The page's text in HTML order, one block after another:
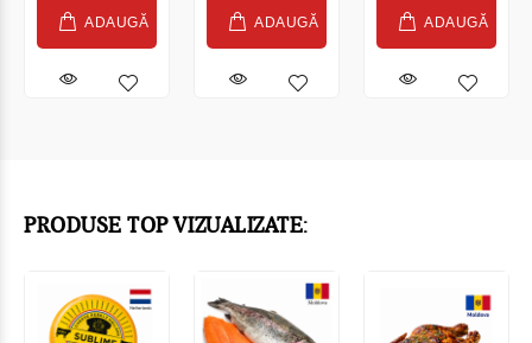
ADAUGĂ ADAUGĂ ADAUGĂ
PRODUSE TOP VIZUALIZATE: